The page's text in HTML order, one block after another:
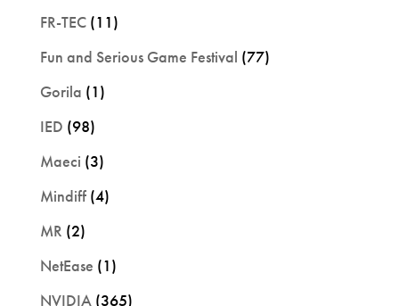
FR-TEC(11)
Fun and Serious Game Festival (77)
Gorila (1)
IED (98)
Maeci (3)
Mindiff(4)
MR (2)
NetEase (1)
NVIDIA(365)